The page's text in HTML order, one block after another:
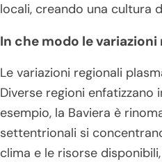
locali, creando una cultura
In che modo le
Le variazioni regionali
Diverse regioni
esempio, la Baviera è
settentrionali si
clima e le risorse